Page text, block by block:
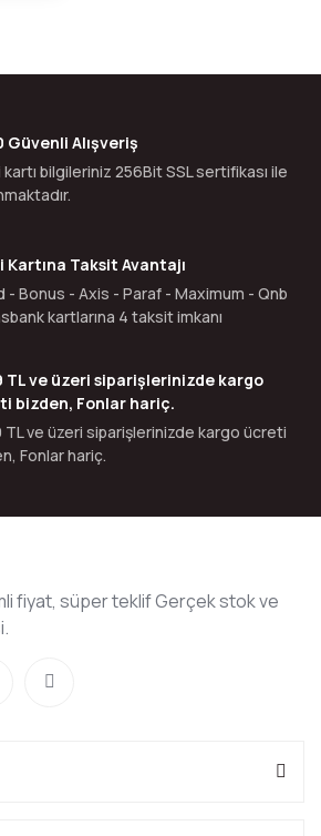
Güvenli Alışveriş
bilgileriniz 256Bit SSL sertifikası ile
Kartına Taksit Avantajı
- Bonus - Axis - Paraf - Maximum - Qnb
kartlarına 4 taksit imkanı
TL ve üzeri siparişlerinizde kargo
bizden, Fonlar hariç.
ve üzeri siparişlerinizde kargo ücreti
Fonlar hariç.
fiyat, süper teklif Gerçek stok ve